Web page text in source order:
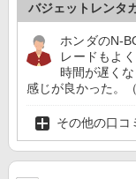
バジェットレンタ
ホンダのN-
レードもよ
時間が遅く
感じが良かった。
その他の口コ